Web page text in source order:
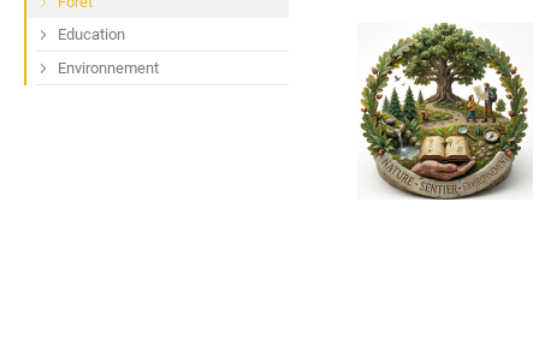
Education
Environnement